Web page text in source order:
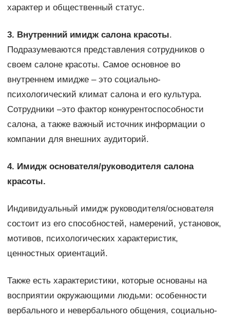
характер и общественный статус.
3. Внутренний имидж салона красоты.
Подразумеваются представления сотрудников о
своем салоне красоты. Самое основное во
внутреннем имидже – это социально-
психологический климат салона и его культура.
Сотрудники –это фактор конкурентоспособности
салона, а также важный источник информации о
компании для внешних аудиторий.
4. Имидж основателя/руководителя салона
красоты.
Индивидуальный имидж руководителя/основателя
состоит из его способностей, намерений, установок,
мотивов, психологических характеристик,
ценностных ориентаций.
Также есть характеристики, которые основаны на
восприятии окружающими людьми: особенности
вербального и невербального общения, социально-